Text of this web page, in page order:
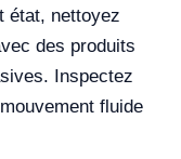
état, nettoyez
des produits
Inspectez
fluide